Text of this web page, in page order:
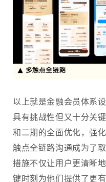
以上就是金融会员体系
具有挑战性但又十分关
和二期的全面优化，强
触点全链路沟通成为了
措施不仅让用户更清晰
键时刻为他们提供了更